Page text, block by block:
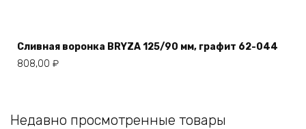
Сливная воронка BRYZA 125/90 мм, графит 62-044
808,00 ₽
Недавно просмотренные товары